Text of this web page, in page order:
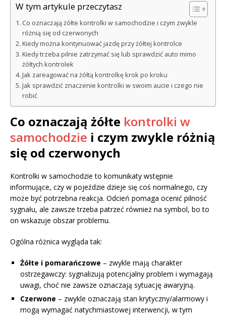
W tym artykule przeczytasz
Co oznaczają żółte kontrolki w samochodzie i czym zwykle
różnią się od czerwonych
Kiedy można kontynuować jazdę przy żółtej kontrolce
Kiedy trzeba pilnie zatrzymać się lub sprawdzić auto mimo
żółtych kontrolek
Jak zareagować na żółtą kontrolkę krok po kroku
Jak sprawdzić znaczenie kontrolki w swoim aucie i czego nie
robić
Co oznaczają żółte kontrolki w
samochodzie i czym zwykle różnią
się od czerwonych
Kontrolki w samochodzie to komunikaty wstępnie
informujące, czy w pojeździe dzieje się coś normalnego, czy
może być potrzebna reakcja. Odcień pomaga ocenić pilność
sygnału, ale zawsze trzeba patrzeć również na symbol, bo to
on wskazuje obszar problemu.
Ogólna różnica wygląda tak:
Żółte i pomarańczowe – zwykle mają charakter
ostrzegawczy: sygnalizują potencjalny problem i wymagają
uwagi, choć nie zawsze oznaczają sytuację awaryjną.
Czerwone – zwykle oznaczają stan krytyczny/alarmowy i
mogą wymagać natychmiastowej interwencji, w tym